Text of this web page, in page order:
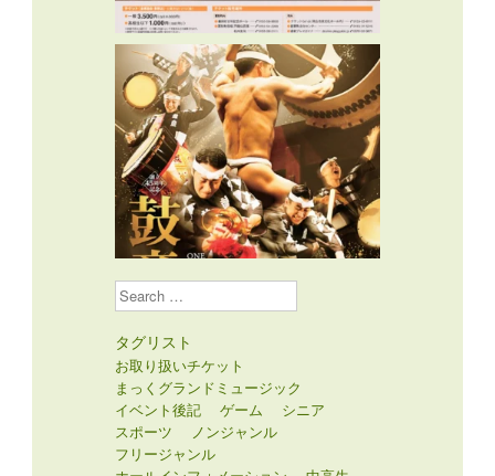
Search
タグリスト
お取り扱いチケット
まっくグランドミュージック
イベント後記
ゲーム
シニア
スポーツ
ノンジャンル
フリージャンル